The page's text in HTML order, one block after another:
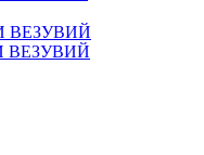
ВЕЗУВИЙ
ВЕЗУВИЙ